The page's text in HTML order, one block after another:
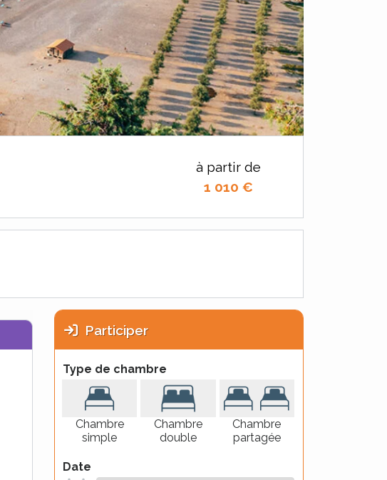
à partir de
1 010 €
Participer
Type de chambre
Chambre
simple
Chambre
double
Chambre
partagée
Date